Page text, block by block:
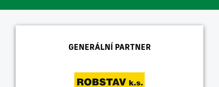
GENERÁLNÍ PARTNER